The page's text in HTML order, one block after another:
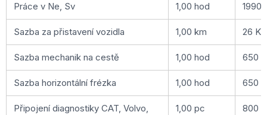
Práce v Ne, Sv 1,00 hod 1990
Sazba za přistavení vozidla 1,00 km 26 Kč
Sazba mechanik na cestě 1,00 hod 650
Sazba horizontální frézka 1,00 hod 650
Připojení diagnostiky CAT, Volvo,
1,00 pc 800